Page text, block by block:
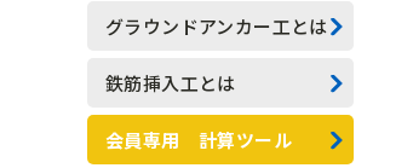
モルダム工
一般人向け(他業種)
専門用語
グラウンドアンカー工とは
鉄筋挿入工とは
会員専用 計算ツール